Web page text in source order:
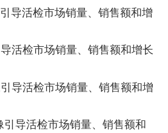
导活检市场销量、销售额和增
活检市场销量、销售额和增长
导活检市场销量、销售额和增
引导活检市场销量、销售额和